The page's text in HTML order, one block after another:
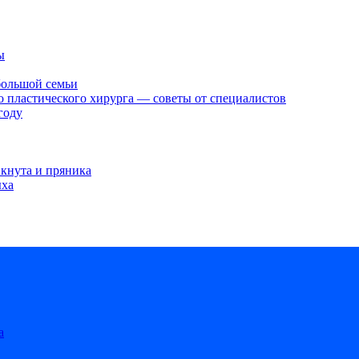
семьи
хирурга — советы от специалистов
и пряника
стартапов. Помогаем предпринимателям и инвесторам